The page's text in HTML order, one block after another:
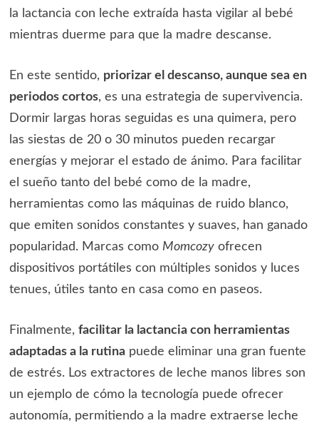
la lactancia con leche extraída hasta vigilar al bebé
mientras duerme para que la madre descanse.
En este sentido, priorizar el descanso, aunque sea en
periodos cortos, es una estrategia de supervivencia.
Dormir largas horas seguidas es una quimera, pero
las siestas de 20 o 30 minutos pueden recargar
energías y mejorar el estado de ánimo. Para facilitar
el sueño tanto del bebé como de la madre,
herramientas como las máquinas de ruido blanco,
que emiten sonidos constantes y suaves, han ganado
popularidad. Marcas como Momcozyofrecen
dispositivos portátiles con múltiples sonidos y luces
tenues, útiles tanto en casa como en paseos.
Finalmente, facilitar la lactancia con herramientas
adaptadas a la rutinapuede eliminar una gran fuente
de estrés. Los extractores de leche manos libres son
un ejemplo de cómo la tecnología puede ofrecer
autonomía, permitiendo a la madre extraerse leche